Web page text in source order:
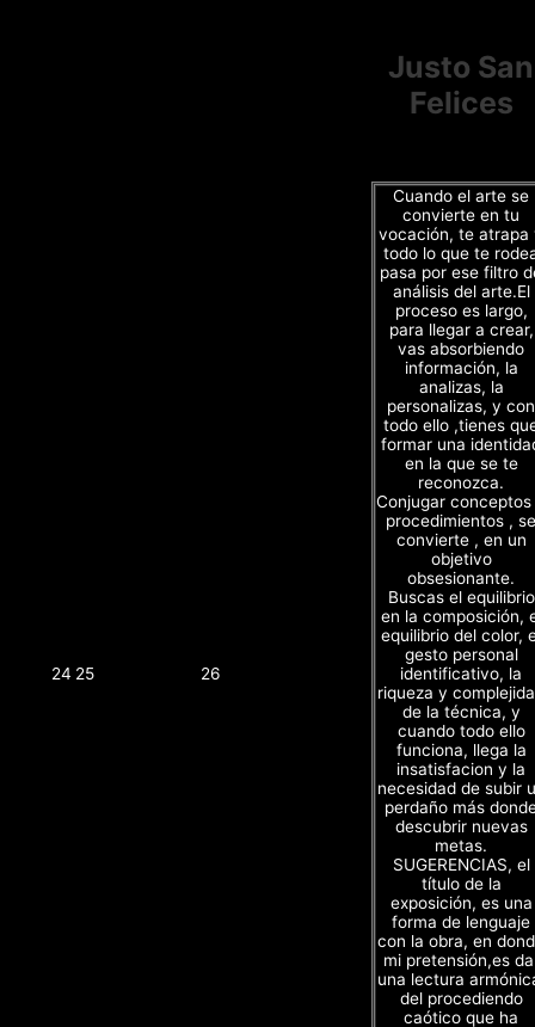
24 25 26
Justo San
Felices
Cuando el arte se
convierte en tu
vocación, te atrapa
todo lo que te
pasa por ese filtro
análisis del arte.El
proceso es largo,
para llegar a crear,
vas absorbiendo
información, la
analizas, la
personalizas, y con
todo ello ,tienes
formar una
en la que se te
reconozca.
Conjugar
procedimientos , se
convierte , en un
objetivo
obsesionante.
Buscas el equilibrio
en la composición,
equilibrio del color,
gesto personal
identificativo, la
riqueza y
de la técnica, y
cuando todo ello
funciona, llega la
insatisfacion y la
necesidad de subir
perdaño más
descubrir nuevas
metas.
SUGERENCIAS, el
título de la
exposición, es una
forma de lenguaje
con la obra, en
mi pretensión,es
una lectura
del procediendo
caótico que ha